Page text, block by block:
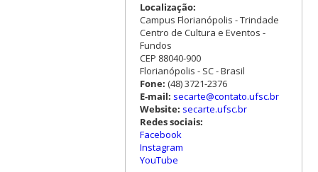
Localização:
Campus Florianópolis - Trindade
Centro de Cultura e Eventos -
Fundos
CEP 88040-900
Florianópolis - SC - Brasil
Fone: (48) 3721-2376
E-mail: secarte@contato.ufsc.br
Website: secarte.ufsc.br
Redes sociais:
Facebook
Instagram
YouTube